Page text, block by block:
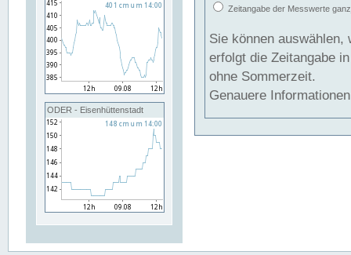
ODER - Eisenhüttenstadt
Zeitangabe der Messwerte
Sie können auswählen,
erfolgt die Zeitangabe
ohne Sommerzeit.
Genauere